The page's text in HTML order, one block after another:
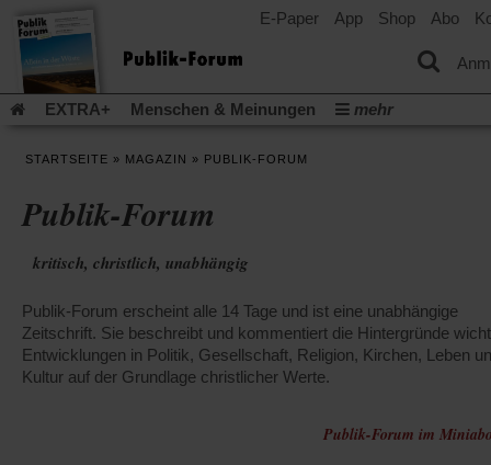
E-Paper App Shop Abo
EXTRA+ Menschen & Meinungen
mehr
EXTRA
Edition
Newsletter
Veranstaltungen
Leserinitiative Publik-Forum e.V.
in
einem
neuen
Tab)
in
einem
neuen
Gleichberechtigung
Künstliche Intelligenz(Öffnet
in
einem
Was gibt
Krieg und Frieden (Öffnet
in
Gott neu denken Krieg in der Ukraine
Flucht und Migration
Video-Podcast »Veranstaltungen«
STARTSEITE » MAGAZIN » PUBLIK-FORUM
Publik-Forum
kritisch, christlich, unabhängig
Publik-Forum erscheint alle 14 Tage und ist eine unabhängige
Zeitschrift. Sie beschreibt und kommentiert die Hintergründe
Entwicklungen in Politik, Gesellschaft, Religion, Kirchen, Leben
Kultur auf der Grundlage christlicher Werte.
Publik-Forum im